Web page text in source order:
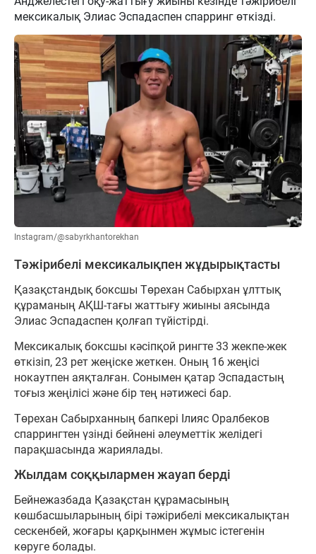
мексикалық Элиас Эспадаспен спарринг өткізді.
Instagram/@sabyrkhantorekhan
Тәжірибелі мексикалықпен жұдырықтасты
Қазақстандық боксшы Төрехан Сабырхан ұлттық
құраманың АҚШ-тағы жаттығу жиыны аясында
Элиас Эспадаспен қолғап түйістірді.
Мексикалық боксшы кәсіпқой рингте 33 жекпе-жек
өткізіп, 23 рет жеңіске жеткен. Оның 16 жеңісі
нокаутпен аяқталған. Сонымен қатар Эспадастың
тоғыз жеңілісі және бір тең нәтижесі бар.
Төрехан Сабырханның бапкері Ілияс Оралбеков
спаррингтен үзінді бейнені әлеуметтік желідегі
парақшасында жариялады.
Жылдам соққылармен жауап берді
Бейнежазбада Қазақстан құрамасының
көшбасшыларының бірі тәжірибелі мексикалықтан
сескенбей, жоғары қарқынмен жұмыс істегенін
көруге болады.